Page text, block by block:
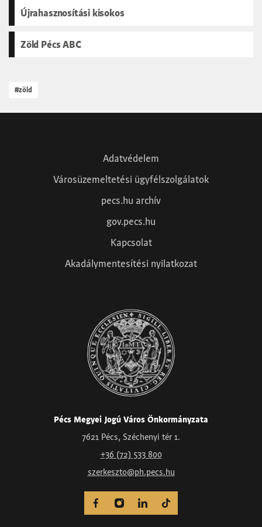
Újrahasznosítási kisokos
Zöld Pécs ABC
#zöld
Adatvédelem
Városüzemeltetési ügyfélszolgálatok
pecs.hu archív
gov.pecs.hu
Kapcsolat
Akadálymentesítési nyilatkozat
Pécs Megyei Jogú Város Önkormányzata
7621 Pécs, Széchenyi tér 1.
+36 (72) 533 800
szerkeszto@ph.pecs.hu